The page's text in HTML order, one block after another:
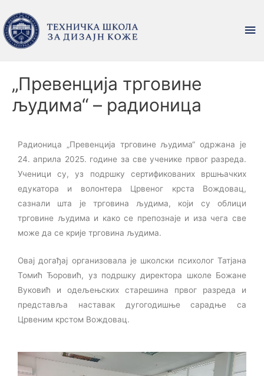
„Превенција трговине
људима“ – радионица
Радионица „Превенција трговине људима“ одржана је
24. априла 2025. године за све ученике првог разреда.
Ученици су, уз подршку сертификованих вршњачких
едукатора и волонтера Црвеног крста Вождовац,
сазнали шта је трговина људима, који су облици
трговине људима и како се препознаје и иза чега све
може да се крије трговина људима.
Овај догађај организовала је школски психолог Татјана
Томић Ђоровић, уз подршку директора школе Божане
Вуковић и одељењских старешина првог разреда и
представља наставак дугогодишње сарадње са
Црвеним крстом Вождовац.